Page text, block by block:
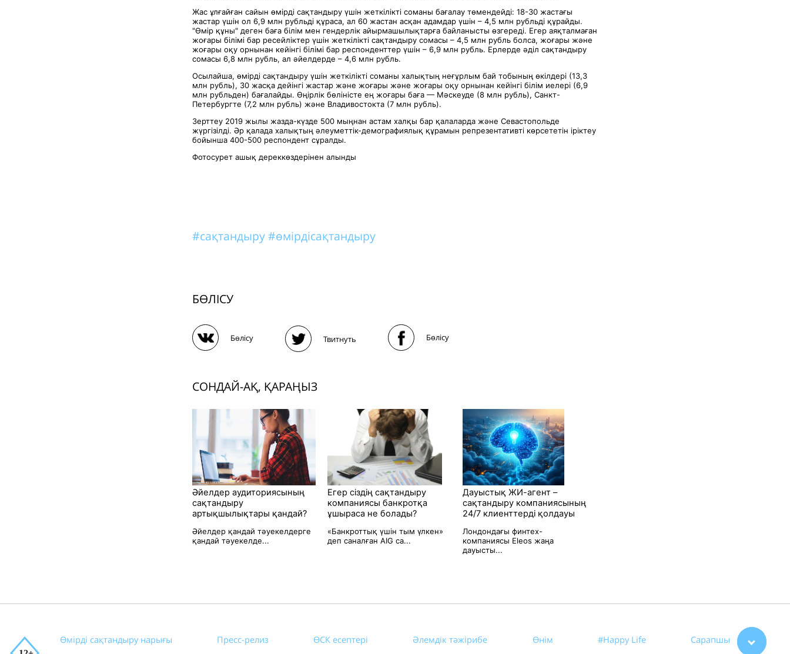
Жас ұлғайған сайын өмірді сақтандыру үшін жеткілікті соманы бағалау төмендейді: 18-30 жастағы
жастар үшін ол 6,9 млн рубльді құраса, ал 60 жастан асқан адамдар үшін – 4,5 млн рубльді құрайды.
"Өмір құны" деген баға білім мен гендерлік айырмашылықтарға байланысты өзгереді. Егер аяқталмаған
жоғары білімі бар ресейліктер үшін жеткілікті сақтандыру сомасы – 4,5 млн рубль болса, жоғары және
жоғары оқу орнынан кейінгі білімі бар респонденттер үшін – 6,9 млн рубль. Ерлерде әділ сақтандыру
сомасы 6,8 млн рубль, ал әйелдерде – 4,6 млн рубль.
Осылайша, өмірді сақтандыру үшін жеткілікті соманы халықтың неғұрлым бай тобының өкілдері (13,3
млн рубль), 30 жасқа дейінгі жастар және жоғары және жоғары оқу орнынан кейінгі білім иелері (6,9
млн рубльден) бағалайды. Өңірлік бөліністе ең жоғары баға — Мәскеуде (8 млн рубль), Санкт-
Петербургте (7,2 млн рубль) және Владивостокта (7 млн рубль).
Зерттеу 2019 жылы жазда-күзде 500 мыңнан астам халқы бар қалаларда және Севастопольде
жүргізілді. Әр қалада халықтың әлеуметтік-демографиялық құрамын репрезентативті көрсететін іріктеу
бойынша 400-500 респондент сұралды.
Фотосурет ашық дереккөздерінен алынды
#сақтандыру#өмірдісақтандыру
БӨЛІСУ
Бөлісу Твитнуть Бөлісу
СОНДАЙ-АҚ, ҚАРАҢЫЗ
Әйелдер аудиториясының
сақтандыру
артықшылықтары қандай?
Әйелдер қандай тәуекелдерге
қандай тәуекелде...
Егер сіздің сақтандыру
компаниясы банкротқа
ұшыраса не болады?
«Банкроттық үшін тым үлкен»
деп саналған AIG са...
Дауыстық ЖИ-агент –
сақтандыру компаниясының
24/7 клиенттерді қолдауы
Лондондағы финтех-
компаниясы Eleos жаңа
дауысты...
Өмірді сақтандыру нарығы Пресс-релиз ӨСК есептері Әлемдік тәжірибе Өнім #Happy Life Сарапшы